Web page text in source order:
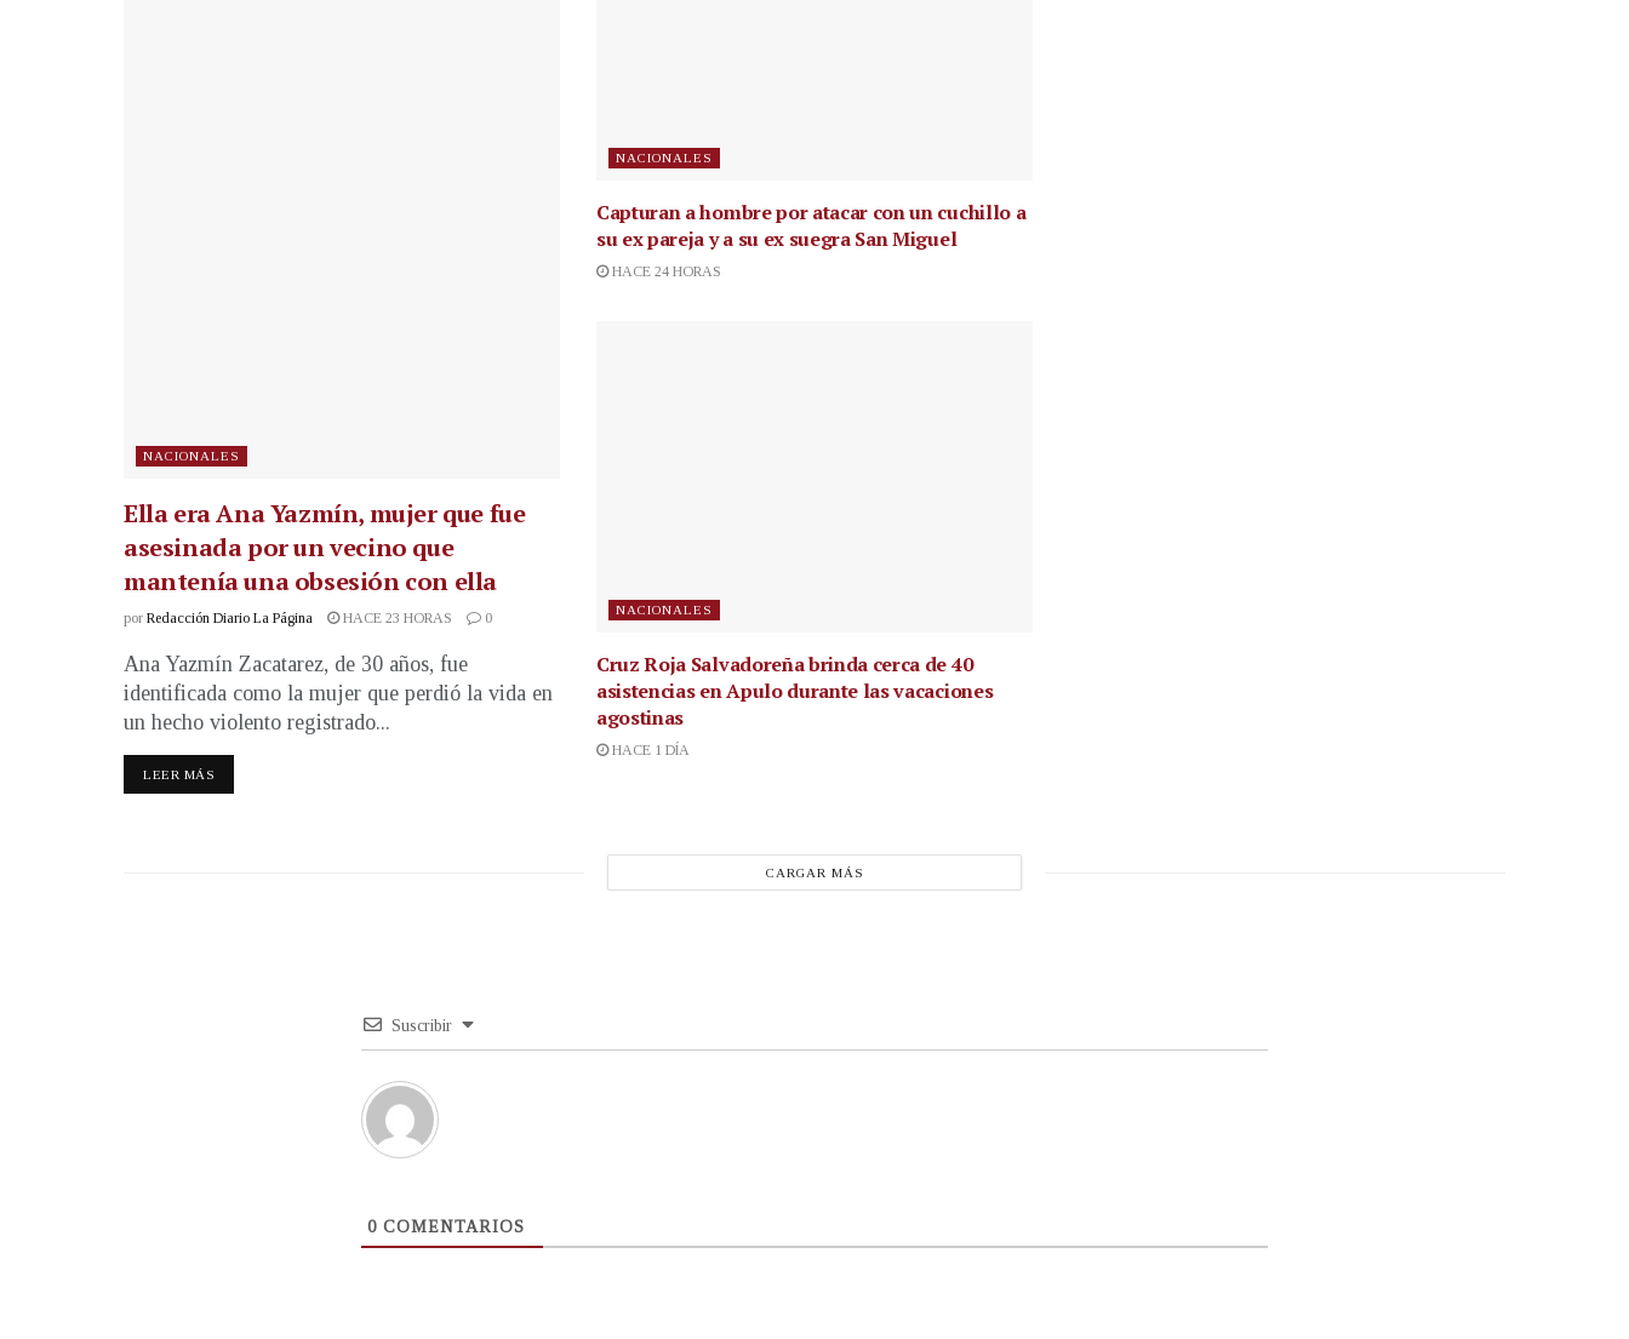
NACIONALES
Ella era Ana Yazmín, mujer que fue
asesinada por un vecino que
mantenía una obsesión con ella
por Redacción Diario La Página HACE 23 HORAS 0
Ana Yazmín Zacatarez, de 30 años, fue
identificada como la mujer que perdió la vida en
un hecho violento registrado...
LEER MÁS
NACIONALES
Capturan a hombre por atacar con un cuchillo a
su ex pareja y a su ex suegra San Miguel
HACE 24 HORAS
NACIONALES
Cruz Roja Salvadoreña brinda cerca de 40
asistencias en Apulo durante las vacaciones
agostinas
HACE 1 DÍA
CARGAR MÁS
Suscribir
0 COMENTARIOS